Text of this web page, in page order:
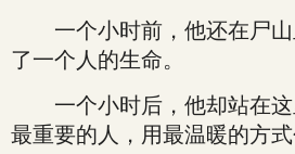
一个小时前，他还在尸山
了一个人的生命。
一个小时后，他却站在这
最重要的人，用最温暖的方式